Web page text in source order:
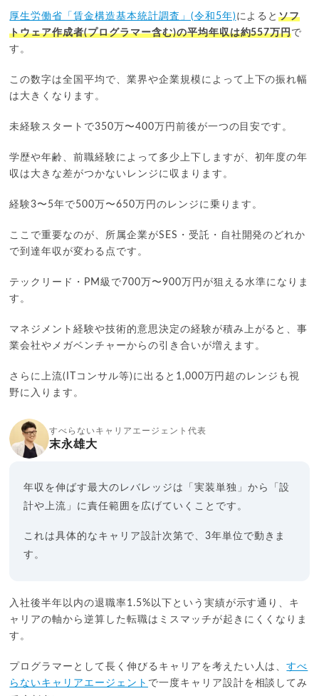
厚生労働省「賃金構造基本統計調査」(令和5年) によるとソフ
トウェア作成者(プログラマー含む)の平均年収は約557万円で
す。
この数字は全国平均で、業界や企業規模によって上下の振れ幅
は大きくなります。
未経験スタートで350万〜400万円前後が一つの目安です。
学歴や年齢、前職経験によって多少上下しますが、初年度の年
収は大きな差がつかないレンジに収まります。
経験3〜5年で500万〜650万円のレンジに乗ります。
ここで重要なのが、所属企業がSES・受託・自社開発のどれか
で到達年収が変わる点です。
テックリード・PM級で700万〜900万円が狙える水準になりま
す。
マネジメント経験や技術的意思決定の経験が積み上がると、事
業会社やメガベンチャーからの引き合いが増えます。
さらに上流(ITコンサル等)に出ると1,000万円超のレンジも視
野に入ります。
すべらないキャリアエージェント代表
末永雄大
年収を伸ばす最大のレバレッジは「実装単独」から「設
計や上流」に責任範囲を広げていくことです。
これは具体的なキャリア設計次第で、3年単位で動きま
す。
入社後半年以内の退職率1.5%以下という実績が示す通り、キ
ャリアの軸から逆算した転職はミスマッチが起きにくくなりま
す。
プログラマーとして長く伸びるキャリアを考えたい人は、すべ
らないキャリアエージェント で一度キャリア設計を相談してみ